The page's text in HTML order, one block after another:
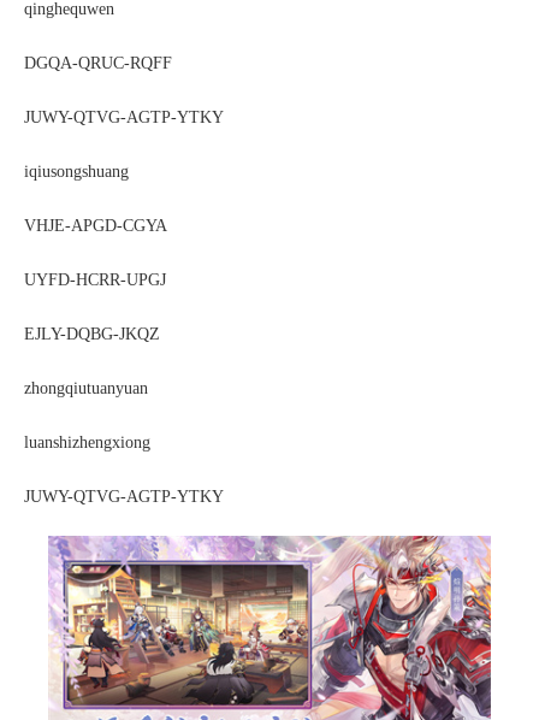
qinghequwen
DGQA-QRUC-RQFF
JUWY-QTVG-AGTP-YTKY
iqiusongshuang
VHJE-APGD-CGYA
UYFD-HCRR-UPGJ
EJLY-DQBG-JKQZ
zhongqiutuanyuan
luanshizhengxiong
JUWY-QTVG-AGTP-YTKY